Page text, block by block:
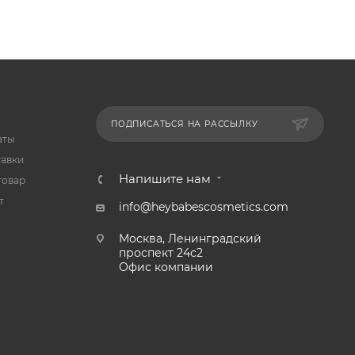
ПОДПИСАТЬСЯ НА РАССЫЛКУ
Напишите нам
info@heybabescosmetics.com
Москва, Ленинградский
проспект 24с2
Офис компании